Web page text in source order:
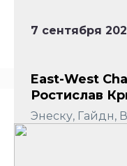
7 сентября
East-West
Ростислав
Энеску, Гайдн,